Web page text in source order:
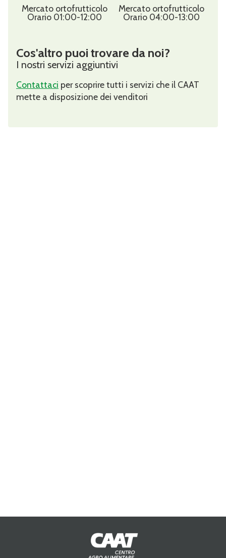
Mercato ortofrutticolo
Orario 01:00-12:00
Mercato ortofrutticolo
Orario 04:00-13:00
Cos'altro puoi trovare da noi?
I nostri servizi aggiuntivi
Contattaci per scoprire tutti i servizi che il CAAT
mette a disposizione dei venditori